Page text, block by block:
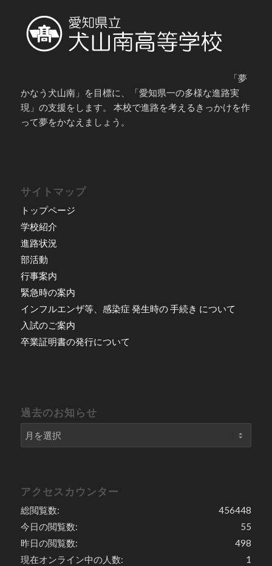
「夢
かなう犬山南」を目標に、「愛知県一の多様な進路実
現」の支援をします。 本校で進路を考えるきっかけを作
って夢をかなえましょう。
サイトマップ
トップページ
学校紹介
進路状況
部活動
行事案内
緊急時の案内
インフルエンザ等、感染症 発生時の 手続き について
入試のご案内
卒業証明書の発行について
過去のお知らせ
アクセスカウンター
456448
総閲覧数:
55
今日の閲覧数:
498
昨日の閲覧数:
1
現在オンライン中の人数: